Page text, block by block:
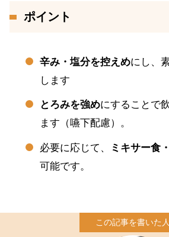
ポイント
辛み・塩分を控えめにし、
します
とろみを強めにすることで
ます（嚥下配慮）。
必要に応じて、 ミキサー食
可能です。